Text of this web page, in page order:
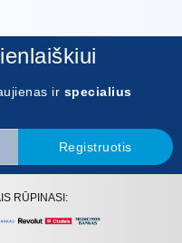
ir specialius
Registruotis
RŪPINASI: